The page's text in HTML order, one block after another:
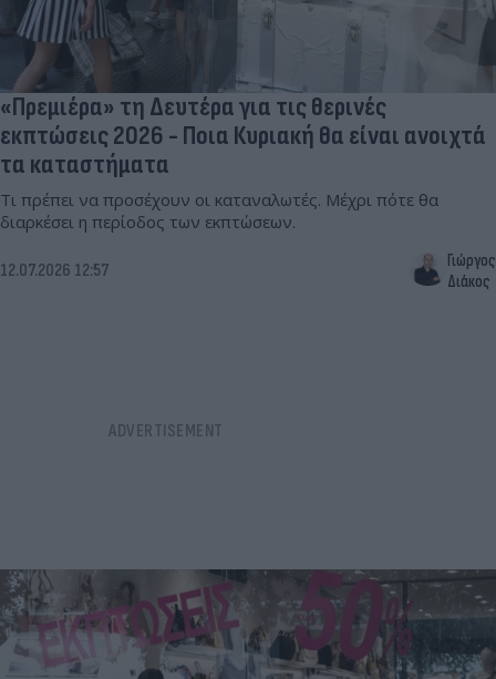
«Πρεμιέρα» τη Δευτέρα για τις θερινές
εκπτώσεις 2026 - Ποια Κυριακή θα είναι ανοιχτά
τα καταστήματα
Τι πρέπει να προσέχουν οι καταναλωτές. Μέχρι πότε θα
διαρκέσει η περίοδος των εκπτώσεων.
12.07.2026 12:57
Γιώργος
Διάκος